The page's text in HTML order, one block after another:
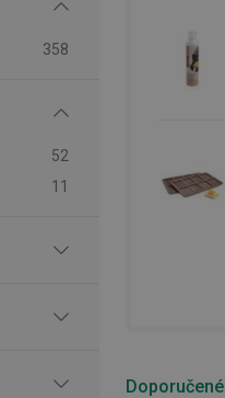
358
52
11
Doporučené